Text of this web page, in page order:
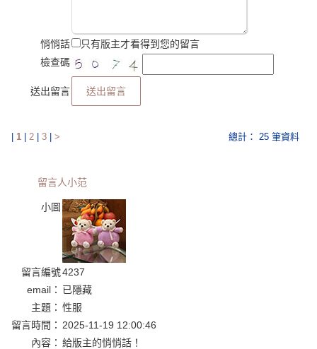
悄悄話
只有版主才看得到您的留言
檢查碼
送出留言 送出留言
| 1 | 2 | 3 | > 總計： 25 筆資料
留言人小范
小圖
留言編號4237
email： 已隱藏
主題： 性服
留言時間： 2025-11-19 12:00:46
內容： 給版主的悄悄話！